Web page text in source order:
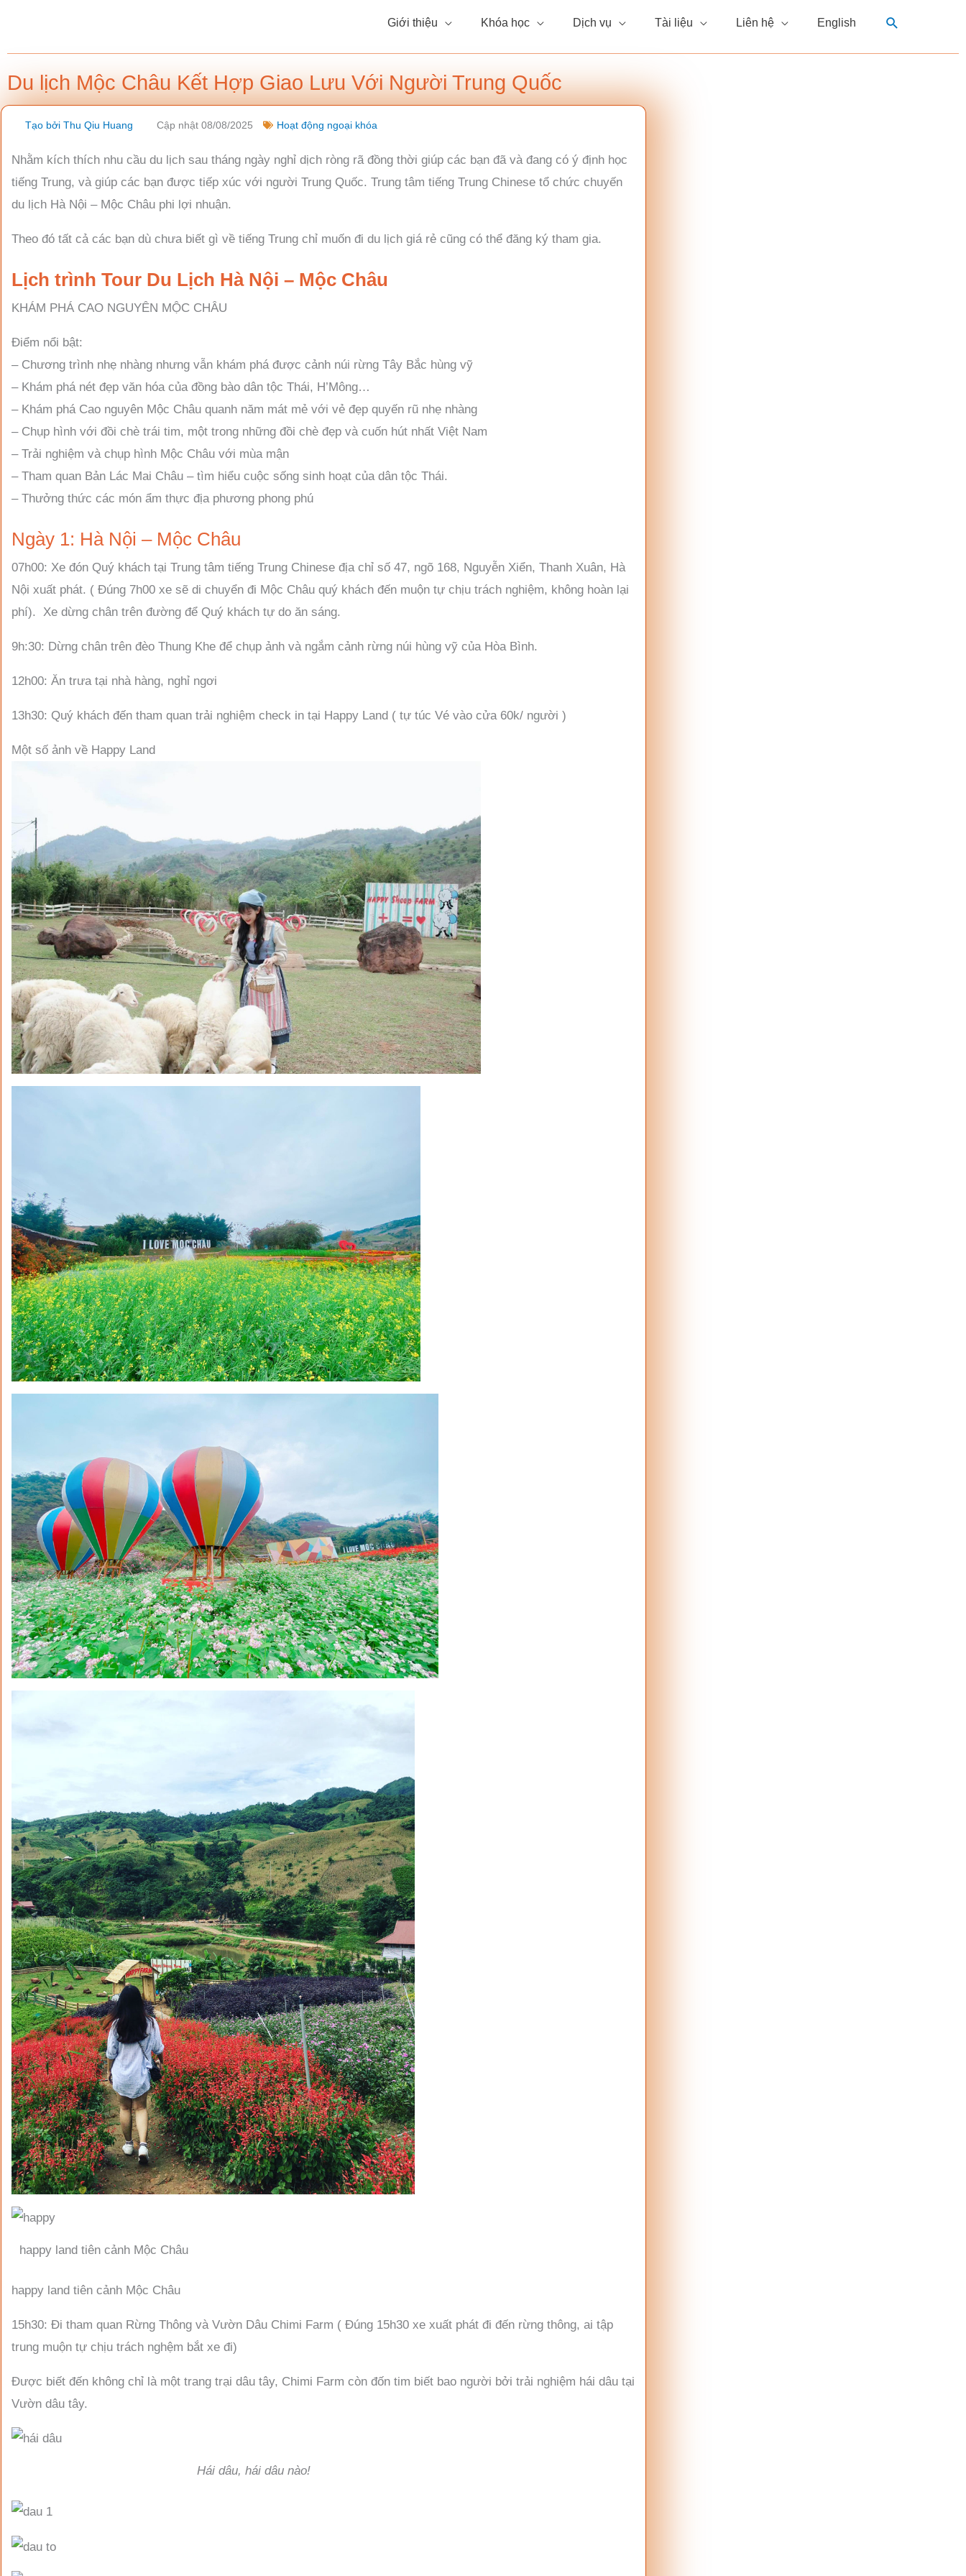
nội
Giới thiệu Khóa học Dịch vụ Tài liệu Liên hệ English
Tìm
Du lịch Mộc Châu Kết Hợp Giao Lưu Với Người Trung Quốc
Tạo bởi Thu Qiu Huang Cập nhật 08/08/2025 Hoạt động ngoại khóa
Nhằm kích thích nhu cầu du lịch sau tháng ngày nghỉ dịch ròng rã đồng thời giúp các bạn đã và đang có ý định học
tiếng Trung, và giúp các bạn được tiếp xúc với người Trung Quốc. Trung tâm tiếng Trung Chinese tổ chức chuyến
du lịch Hà Nội – Mộc Châu phi lợi nhuận.
Theo đó tất cả các bạn dù chưa biết gì về tiếng Trung chỉ muốn đi du lịch giá rẻ cũng có thể đăng ký tham gia.
Lịch trình Tour Du Lịch Hà Nội – Mộc Châu
KHÁM PHÁ CAO NGUYÊN MỘC CHÂU
Điểm nổi bật:
– Chương trình nhẹ nhàng nhưng vẫn khám phá được cảnh núi rừng Tây Bắc hùng vỹ
– Khám phá nét đẹp văn hóa của đồng bào dân tộc Thái, H’Mông…
– Khám phá Cao nguyên Mộc Châu quanh năm mát mẻ với vẻ đẹp quyến rũ nhẹ nhàng
– Chụp hình với đồi chè trái tim, một trong những đồi chè đẹp và cuốn hút nhất Việt Nam
– Trải nghiệm và chụp hình Mộc Châu với mùa mận
– Tham quan Bản Lác Mai Châu – tìm hiểu cuộc sống sinh hoạt của dân tộc Thái.
– Thưởng thức các món ẩm thực địa phương phong phú
Ngày 1: Hà Nội – Mộc Châu
07h00: Xe đón Quý khách tại Trung tâm tiếng Trung Chinese địa chỉ số 47, ngõ 168, Nguyễn Xiển, Thanh Xuân, Hà
Nội xuất phát. ( Đúng 7h00 xe sẽ di chuyển đi Mộc Châu quý khách đến muộn tự chịu trách nghiệm, không hoàn lại
phí). Xe dừng chân trên đường để Quý khách tự do ăn sáng.
9h:30: Dừng chân trên đèo Thung Khe để chụp ảnh và ngắm cảnh rừng núi hùng vỹ của Hòa Bình.
12h00: Ăn trưa tại nhà hàng, nghỉ ngơi
13h30: Quý khách đến tham quan trải nghiệm check in tại Happy Land ( tự túc Vé vào cửa 60k/ người )
Một số ảnh về Happy Land
happy land tiên cảnh Mộc Châu
happy land tiên cảnh Mộc Châu
15h30: Đi tham quan Rừng Thông và Vườn Dâu Chimi Farm ( Đúng 15h30 xe xuất phát đi đến rừng thông, ai tập
trung muộn tự chịu trách nghệm bắt xe đi)
Được biết đến không chỉ là một trang trại dâu tây, Chimi Farm còn đốn tim biết bao người bởi trải nghiệm hái dâu tại
Vườn dâu tây.
Hái dâu, hái dâu nào!